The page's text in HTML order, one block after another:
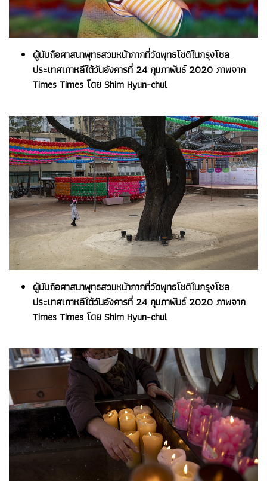
ผู้นับถือศาสนาพุทธสวมหน้ากากที่วัดพุทธโชติในกรุงโซล
ประเทศเกาหลีใต้วันอังคารที่ 24 กุมภาพันธ์ 2020 ภาพจาก
Times Times โดย Shim Hyun-chul
ผู้นับถือศาสนาพุทธสวมหน้ากากที่วัดพุทธโชติในกรุงโซล
ประเทศเกาหลีใต้วันอังคารที่ 24 กุมภาพันธ์ 2020 ภาพจาก
Times Times โดย Shim Hyun-chul